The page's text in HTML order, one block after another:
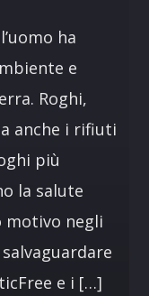
ha
e
Roghi,
anche i rifiuti
più
la salute
motivo negli
e i […]